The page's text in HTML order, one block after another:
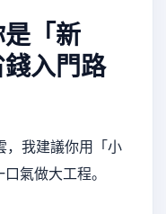
「新
入門路
我建議你用「小
氣做大工程。